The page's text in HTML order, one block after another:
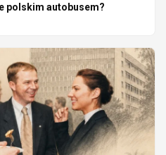
polskim autobusem?